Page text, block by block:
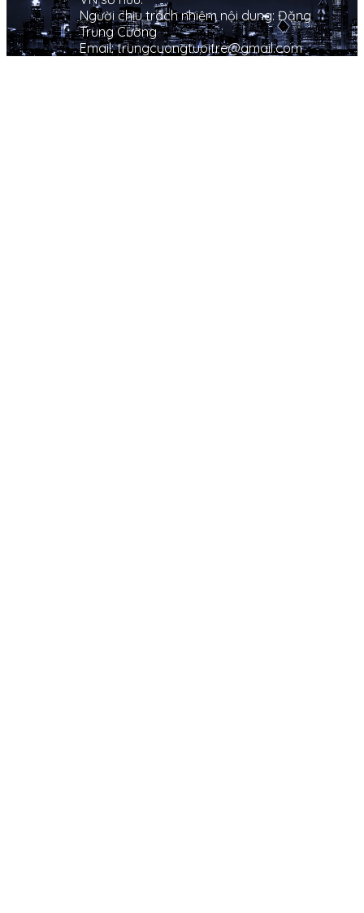
Người chịu trách nhiệm nội dung: Đặng
Trung Cường
Email: trungcuongtuoitre@gmail.com